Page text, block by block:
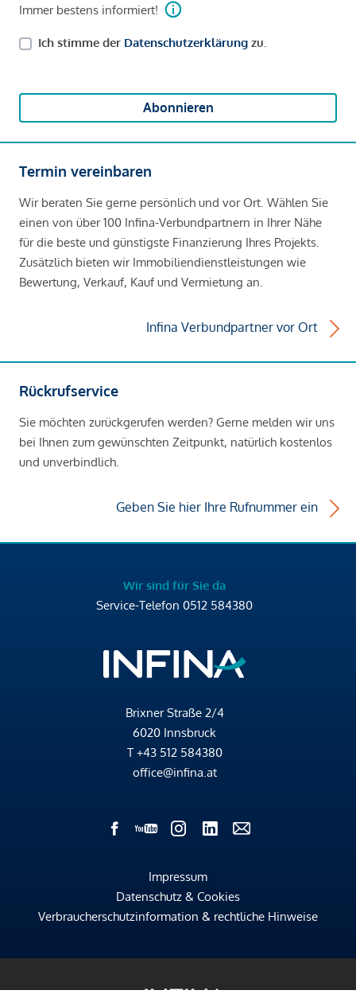
Immer bestens informiert!
Ich stimme der Datenschutzerklärung zu.
Abonnieren
Termin vereinbaren
Wir beraten Sie gerne persönlich und vor Ort. Wählen Sie
einen von über 100 Infina-Verbundpartnern in Ihrer Nähe
für die beste und günstigste Finanzierung Ihres Projekts.
Zusätzlich bieten wir Immobiliendienstleistungen wie
Bewertung, Verkauf, Kauf und Vermietung an.
Infina Verbundpartner vor Ort
Rückrufservice
Sie möchten zurückgerufen werden? Gerne melden wir uns
bei Ihnen zum gewünschten Zeitpunkt, natürlich kostenlos
und unverbindlich.
Geben Sie hier Ihre Rufnummer ein
Wir sind für Sie da
Service-Telefon 0512 584380
Brixner Straße 2/4
6020 Innsbruck
T +43 512 584380
office@infina.at
Impressum
Datenschutz & Cookies
Verbraucherschutzinformation & rechtliche Hinweise